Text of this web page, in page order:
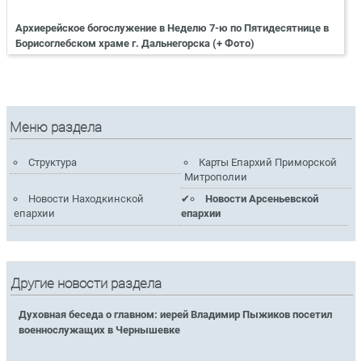
Архиерейское богослужение в Неделю 7-ю по Пятидесятнице в
Борисоглебском храме г. Дальнегорска (+ Фото)
Меню раздела
Структура
Карты Епархий Приморской
Митрополии
Новости Находкинской
епархии
Новости Арсеньевской
епархии
Другие новости раздела
Духовная беседа о главном: иерей Владимир Пыжиков посетил
военнослужащих в Чернышевке